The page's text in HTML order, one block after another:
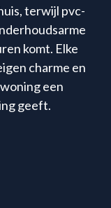
terwijl pvc-
komt. Elke
charme en
een
geeft.